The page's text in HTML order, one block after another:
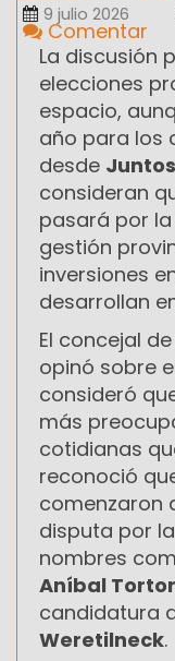
9 julio 2026
Comentar
La discusión
elecciones
espacio,
año para los
desde
consideran
pasará por
gestión
inversiones
desarrollan
El concejal de
opinó sobre
consideró
más
cotidianas
reconoció
comenzaron
disputa por
nombres
Aníbal
candidatura
Weretilneck.